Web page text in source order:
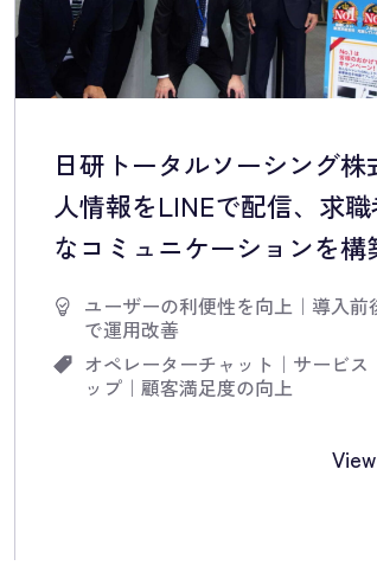
日研トータルソーシング
人情報をLINEで配信、求
なコミュニケーションを構
ユーザーの利便性を向上 ｜ 導入前
で運用改善
オペレーターチャット ｜ サービス
ップ｜ 顧客満足度の向上